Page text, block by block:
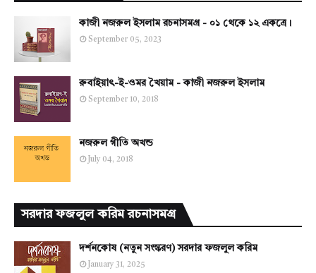
কাজী নজরুল ইসলাম রচনাসমগ্র - ০১ থেকে ১২ একত্রে।
September 05, 2023
রুবাইয়াৎ-ই-ওমর খৈয়াম - কাজী নজরুল ইসলাম
September 10, 2018
নজরুল গীতি অখন্ড
July 04, 2018
সরদার ফজলুল করিম রচনাসমগ্র
দর্শনকোষ (নতুন সংস্করণ) সরদার ফজলুল করিম
January 31, 2025